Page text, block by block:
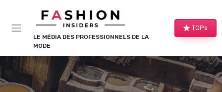
LE MÉDIA DES PROFESSIONNELS DE LA
MODE
TOPs